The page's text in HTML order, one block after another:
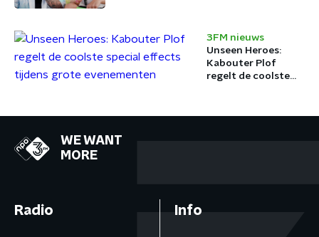
3FM nieuws
Unseen Heroes:
Kabouter Plof
regelt de coolste
evenementen
WE WANT
MORE
Radio Info